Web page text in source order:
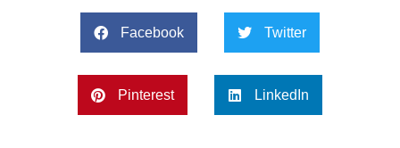
Facebook Twitter
Pinterest LinkedIn